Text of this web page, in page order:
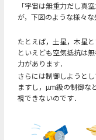
「宇宙は無重力だし真
が，下図のような様々な
たとえば，土星，木星
といえども空気抵抗は
力があります．
さらには制御しようと
ますし，µm級の制御な
視できないのです．